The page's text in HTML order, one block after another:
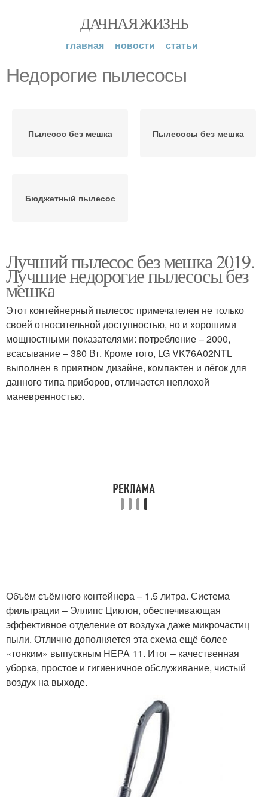
ДАЧНАЯ ЖИЗНЬ
главная новости статьи
Недорогие пылесосы
Пылесос без мешка Пылесосы без мешка
Бюджетный пылесос
Лучший пылесос без мешка 2019.
Лучшие недорогие пылесосы без
мешка
Этот контейнерный пылесос примечателен не только
своей относительной доступностью, но и хорошими
мощностными показателями: потребление – 2000,
всасывание – 380 Вт. Кроме того, LG VK76A02NTL
выполнен в приятном дизайне, компактен и лёгок для
данного типа приборов, отличается неплохой
маневренностью.
Объём съёмного контейнера – 1.5 литра. Система
фильтрации – Эллипс Циклон, обеспечивающая
эффективное отделение от воздуха даже микрочастиц
пыли. Отлично дополняется эта схема ещё более
«тонким» выпускным HEPA 11. Итог – качественная
уборка, простое и гигиеничное обслуживание, чистый
воздух на выходе.